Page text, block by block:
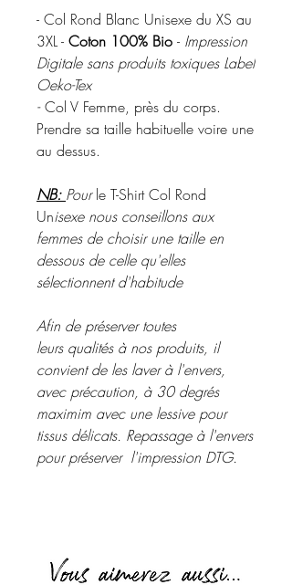
- Col Rond Blanc Unisexe du XS au
3XL - Coton 100% Bio - Impression
Digitale sans produits toxiques Label
Oeko-Tex
-Col V Femme, près du corps.
Prendre sa taille habituelle voire une
au dessus.
NB: Pourle T-Shirt Col Rond
Unisexe nous conseillons aux
femmes de choisir une taille en
dessous de celle qu'elles
sélectionnent d'habitude
Afin de préserver toutes
leurs qualités à nos produits, il
convient de les laver à l'envers,
avec précaution, à 30 degrés
maximim avec une lessive pour
tissus délicats. Repassage à l'envers
pour préserver l'impression DTG.